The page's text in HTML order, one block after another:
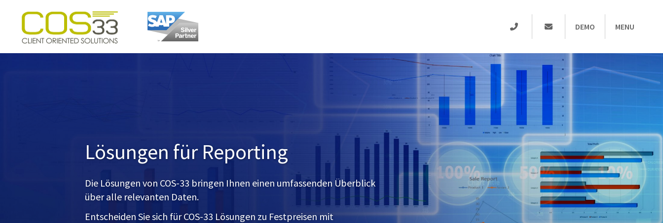
DEMO MENU
Lösungen für Reporting
Die Lösungen von COS-33 bringen Ihnen einen umfassenden Überblick
über alle relevanten Daten.
Entscheiden Sie sich für COS-33 Lösungen zu Festpreisen mit